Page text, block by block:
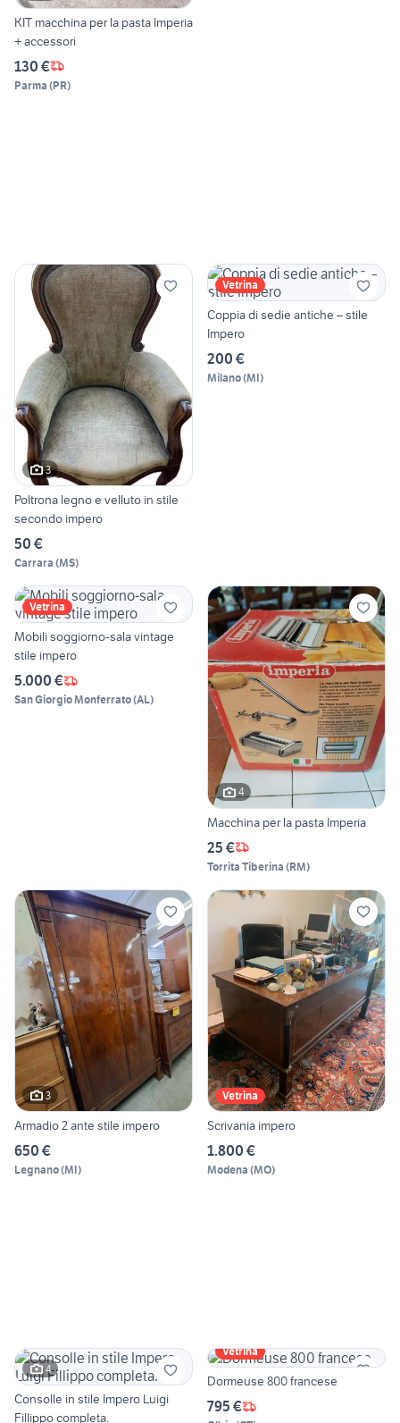
KIT macchina per la pasta Imperia
+ accessori
130 €
Parma (PR)
3
Poltrona legno e velluto in stile
secondo impero
50 €
Carrara (MS)
Vetrina
Coppia di sedie antiche – stile
Impero
200 €
Milano(MI)
Vetrina
Mobili soggiorno-sala vintage
stile impero
5.000 €
San Giorgio Monferrato(AL)
4
Macchina per la pasta Imperia
25 €
Torrita Tiberina (RM)
3
Armadio 2 ante stile impero
650 €
Legnano(MI)
Vetrina
Scrivania impero
1.800 €
Modena (MO)
4
Consolle in stile Impero Luigi
Fillippo completa.
Vetrina
Dormeuse 800 francese
795 €